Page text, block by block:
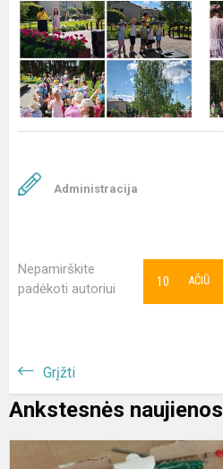
Administracija
Nepamirškite
padėkoti autoriui
AČIŪ
10
Grįžti
Ankstesnės naujienos